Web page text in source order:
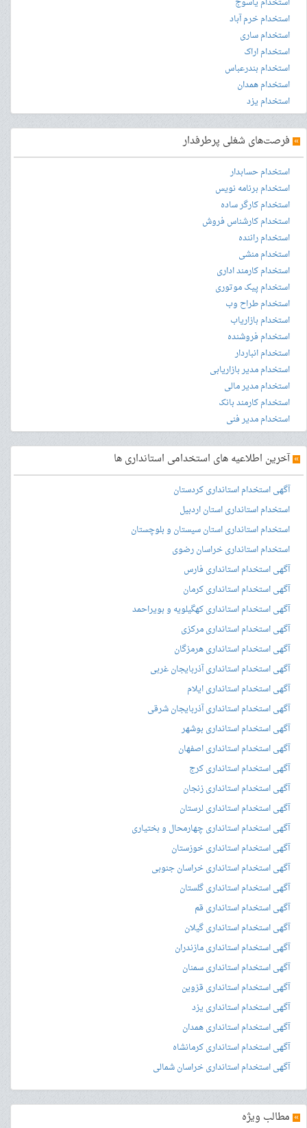
استخدام خرم آباد
استخدام ساری
استخدام اراک
استخدام بندرعباس
استخدام همدان
استخدام یزد
» فرصت‌های شغلی پرطرفدار
استخدام حسابدار
استخدام برنامه نویس
استخدام کارگر ساده
استخدام کارشناس فروش
استخدام راننده
استخدام منشی
استخدام کارمند اداری
استخدام پیک موتوری
استخدام طراح وب
استخدام بازاریاب
استخدام فروشنده
استخدام انباردار
استخدام مدیر بازاریابی
استخدام مدیر مالی
استخدام کارمند بانک
استخدام مدیر فنی
»آخرین اطلاعیه های استخدامی استانداری ها
آگهی استخدام استانداری کردستان
استخدام استانداری استان اردبیل
استخدام استانداری استان سیستان و بلوچستان
استخدام استانداری خراسان رضوی
آگهی استخدام استانداری فارس
آگهی استخدام استانداری کرمان
آگهی استخدام استانداری کهگیلویه و بویراحمد
آگهی استخدام استانداری مرکزی
آگهی استخدام استانداری هرمزگان
آگهی استخدام استانداری آذربایجان غربی
آگهی استخدام استانداری ایلام
آگهی استخدام استانداری آذربایجان شرقی
آگهی استخدام استانداری بوشهر
آگهی استخدام استانداری اصفهان
آگهی استخدام استانداری کرج
آگهی استخدام استانداری زنجان
آگهی استخدام استانداری لرستان
آگهی استخدام استانداری چهارمحال و بختیاری
آگهی استخدام استانداری خوزستان
آگهی استخدام استانداری خراسان جنوبی
آگهی استخدام استانداری گلستان
آگهی استخدام استانداری قم
آگهی استخدام استانداری گیلان
آگهی استخدام استانداری مازندران
آگهی استخدام استانداری سمنان
آگهی استخدام استانداری قزوین
آگهی استخدام استانداری یزد
آگهی استخدام استانداری همدان
آگهی استخدام استانداری کرمانشاه
آگهی استخدام استانداری خراسان شمالی
» مطالب ویژه